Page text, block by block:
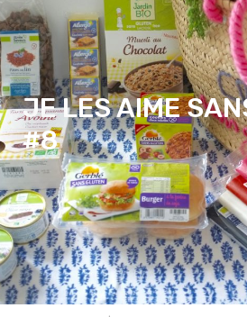
JE LES AIME
#8